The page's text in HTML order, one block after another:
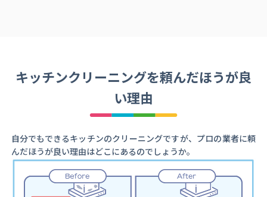
キッチンクリーニングを頼んだほうが良
い理由
自分でもできるキッチンのクリーニングですが、プロの業者に頼
んだほうが良い理由はどこにあるのでしょうか。